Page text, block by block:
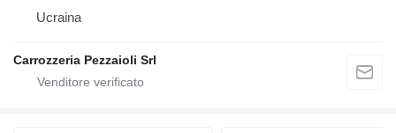
Ucraina
Carrozzeria Pezzaioli Srl